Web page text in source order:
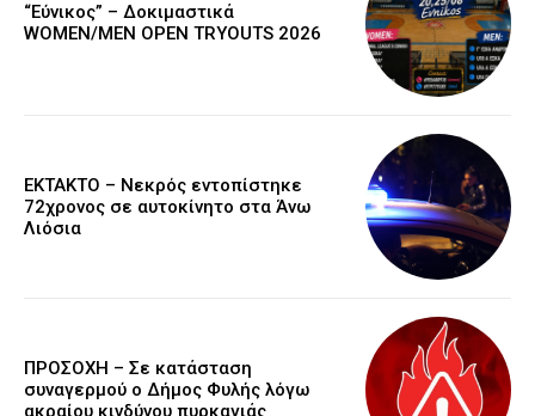
“Εύνικος” – Δοκιμαστικά
WOMEN/MEN OPEN TRYOUTS 2026
EKTAKTO – Νεκρός εντοπίστηκε
72χρονος σε αυτοκίνητο στα Άνω
Λιόσια
ΠΡΟΣΟΧΗ – Σε κατάσταση
συναγερμού ο Δήμος Φυλής λόγω
ακραίου κινδύνου πυρκαγιάς